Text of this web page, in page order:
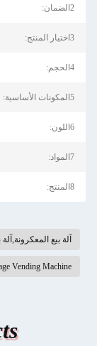
2الضمان:
3اختيار المنتج:
4الحجم:
5المكونات الأساسية:
6اللون:
7المواد:
8المنتج:
آلة بيع
Vending Machine